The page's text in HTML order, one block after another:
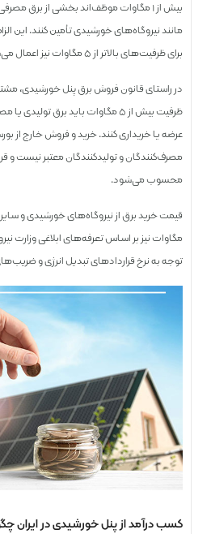
بیش از ۱ مگاوات موظف‌اند بخشی از برق
مانند نیروگاه‌های خورشیدی تأمین کنند. این
برای ظرفیت‌های بالاتر از ۵ مگاوات نیز اعمال می‌شود.
در راستای قانون فروش برق پنل خورشیدی،
ظرفیت بیش از ۵ مگاوات باید برق
عرضه یا خریداری کنند. خرید و فروش خارج از
مصرف‌کنندگان و تولیدکنندگان معتبر نیست و
محسوب می‌شود.
مگاوات نیز بر اساس تعرفه‌های ابلاغی وزارت
توجه به نرخ قراردادهای تبدیل انرژی و
کسب درآمد از پنل خورشیدی در ایران